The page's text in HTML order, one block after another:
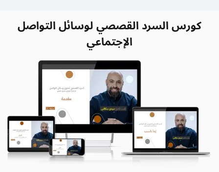
كورس السرد القصصي لوسائل التواصل
الإجتماعي
Sign up
Already have an account?